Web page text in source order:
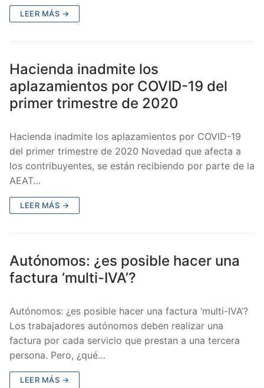
LEER MÁS →
Hacienda inadmite los
aplazamientos por COVID-19 del
primer trimestre de 2020
Hacienda inadmite los aplazamientos por COVID-19
del primer trimestre de 2020 Novedad que afecta a
los contribuyentes, se están recibiendo por parte de la
AEAT…
LEER MÁS →
Autónomos: ¿es posible hacer una
factura ‘multi-IVA’?
Autónomos: ¿es posible hacer una factura ‘multi-IVA’?
Los trabajadores autónomos deben realizar una
factura por cada servicio que prestan a una tercera
persona. Pero, ¿qué…
LEER MÁS →